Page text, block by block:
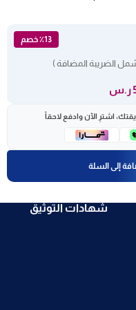
٪13 خصم
الضريبة المضافة )
اشترِ الآن وادفع لاحقاً
إلى السلة
شهادات التوثيق